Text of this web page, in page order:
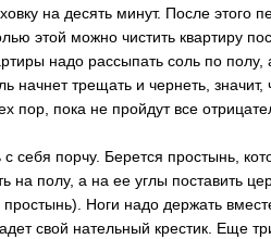
на десять минут. После этого
этой можно чистить квартиру
надо рассыпать соль по
начнет трещать и чернеть,
пор, пока не пройдут все
себя порчу. Берется простынь,
на полу, а на ее углы поставить
Ноги надо держать
свой нательный крестик. Еще